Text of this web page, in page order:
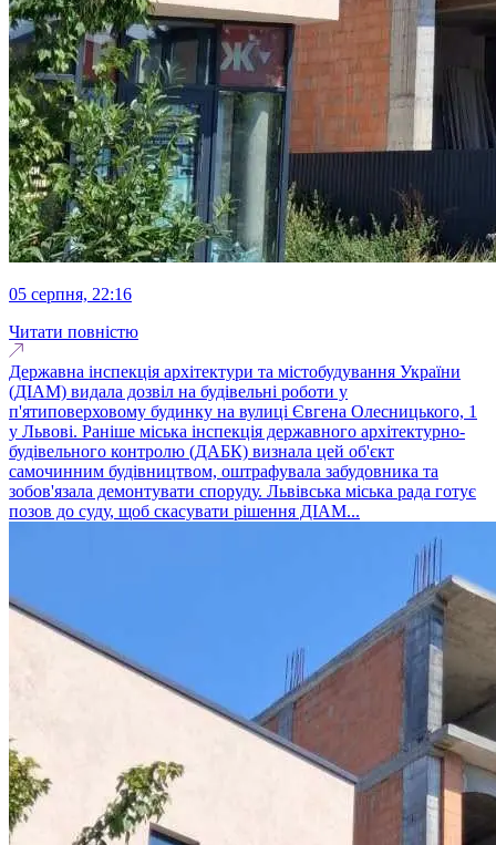
05 серпня, 22:16
Читати повністю
Державна інспекція архітектури та містобудування України
(ДІАМ) видала дозвіл на будівельні роботи у
п'ятиповерховому будинку на вулиці Євгена Олесницького, 1
у Львові. Раніше міська інспекція державного архітектурно-
будівельного контролю (ДАБК) визнала цей об'єкт
самочинним будівництвом, оштрафувала забудовника та
зобов'язала демонтувати споруду. Львівська міська рада готує
позов до суду, щоб скасувати рішення ДІАМ...